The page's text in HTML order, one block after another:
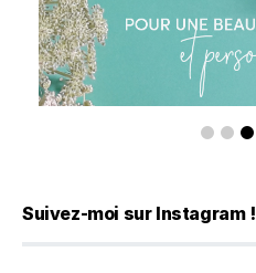
Suivez-moi sur Instagram !